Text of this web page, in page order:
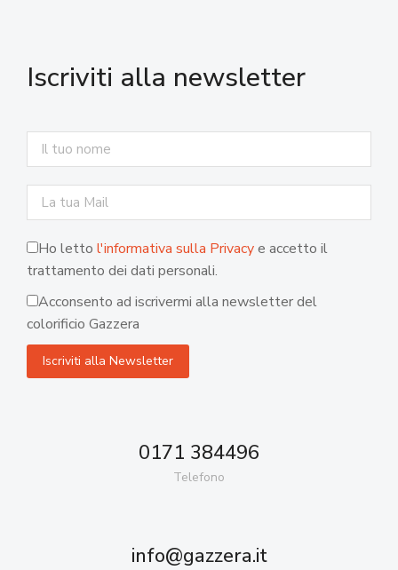
Iscriviti alla newsletter
Ho letto l'informativa sulla Privacye accetto il
trattamento dei dati personali.
Acconsento ad iscrivermi alla newsletter del
colorificio Gazzera
0171 384496
Telefono
info@gazzera.it